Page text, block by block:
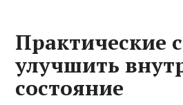
Практические
улучшить
состояние